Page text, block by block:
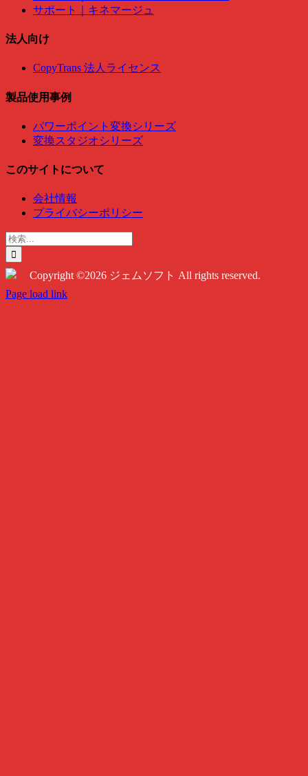
サポート｜キネマージュ
法人向け
CopyTrans 法人ライセンス
製品使用事例
パワーポイント変換シリーズ
変換スタジオシリーズ
このサイトについて
会社情報
プライバシーポリシー
検
索
…
Copyright ©2026 ジェムソフト All rights reserved.
Twitter
Instagram
Facebook
Page load link